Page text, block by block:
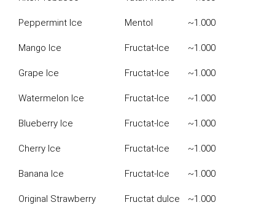
Peppermint Ice Mentol ~1.000
Mango Ice Fructat-Ice ~1.000
Grape Ice Fructat-Ice ~1.000
Watermelon Ice Fructat-Ice ~1.000
Blueberry Ice Fructat-Ice ~1.000
Cherry Ice Fructat-Ice ~1.000
Banana Ice Fructat-Ice ~1.000
Original Strawberry Fructat dulce ~1.000